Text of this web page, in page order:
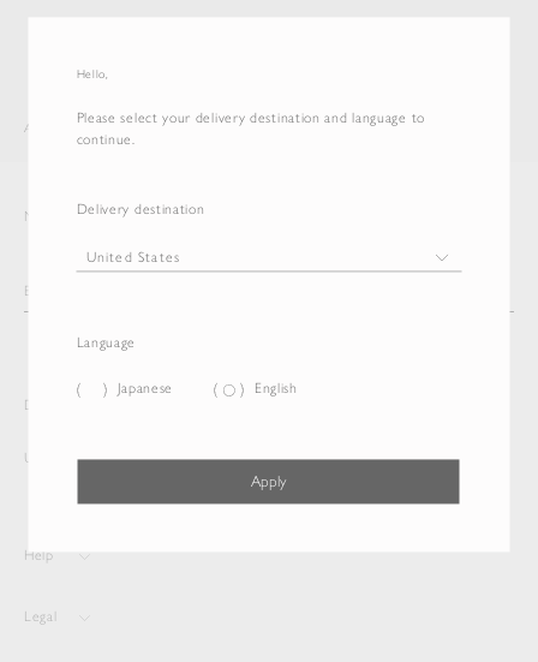
Hello,
Please select your delivery destination and language to
continue.
Delivery destination
Language
Japanese English
Apply
AURALEE ITEM
Newsletter
Delivery destination and Language
United States Japanese
Help
Legal